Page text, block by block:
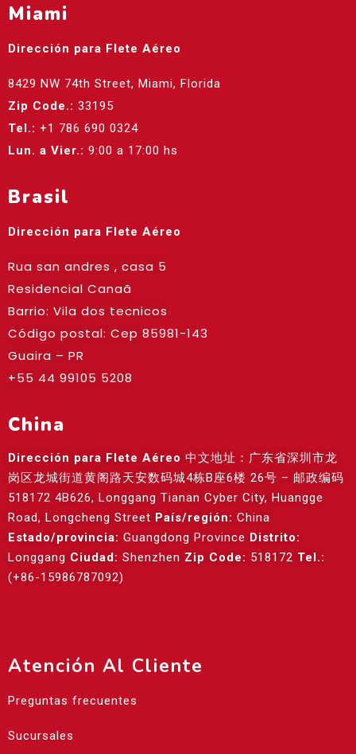
Miami
Dirección para Flete Aéreo
8429 NW 74th Street, Miami, Florida
Zip Code.: 33195
Tel.: +1 786 690 0324
Lun. a Vier.: 9:00 a 17:00 hs
Brasil
Dirección para Flete Aéreo
Rua san andres , casa 5
Residencial Canaã
Barrio: Vila dos tecnicos
Código postal: Cep 85981-143
Guaira – PR
+55 44 99105 5208
China
Dirección para Flete Aéreo 中文地址：广东省深圳市龙
岗区龙城街道黄阁路天安数码城4栋B座6楼 26号 – 邮政编码
518172 4B626, Longgang Tianan Cyber City, Huangge
Road, Longcheng Street País/región: China
Estado/provincia: Guangdong Province Distrito:
Longgang Ciudad: Shenzhen Zip Code: 518172 Tel.:
(+86-15986787092)
Atención Al Cliente
Preguntas frecuentes
Sucursales